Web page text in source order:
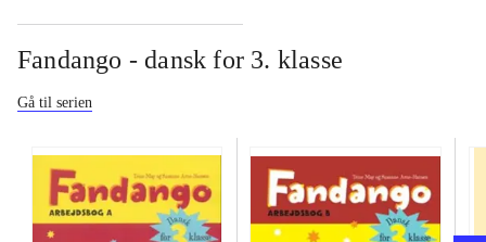
Fandango - dansk for 3. klasse
Gå til serien